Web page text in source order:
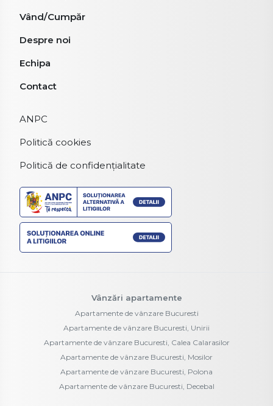
Vând/Cumpăr
Despre noi
Echipa
Contact
ANPC
Politică cookies
Politică de confidențialitate
Vânzări apartamente
Apartamente de vânzare Bucuresti
Apartamente de vânzare Bucuresti, Unirii
Apartamente de vânzare Bucuresti, Calea Calarasilor
Apartamente de vânzare Bucuresti, Mosilor
Apartamente de vânzare Bucuresti, Polona
Apartamente de vânzare Bucuresti, Decebal